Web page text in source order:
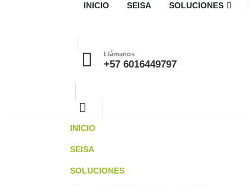
INICIO SEISA SOLUCIONES
Llámanos
+57 6016449797
INICIO
SEISA
SOLUCIONES